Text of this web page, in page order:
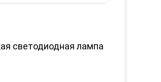
светодиодная лампа